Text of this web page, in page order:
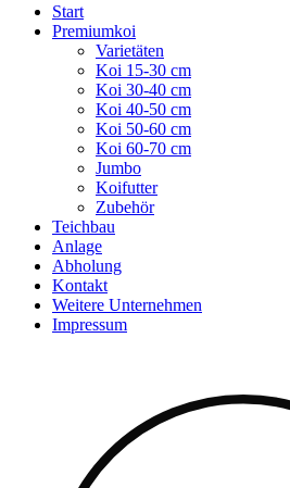
Start
Premiumkoi
Varietäten
Koi 15-30 cm
Koi 30-40 cm
Koi 40-50 cm
Koi 50-60 cm
Koi 60-70 cm
Jumbo
Koifutter
Zubehör
Teichbau
Anlage
Abholung
Kontakt
Weitere Unternehmen
Impressum